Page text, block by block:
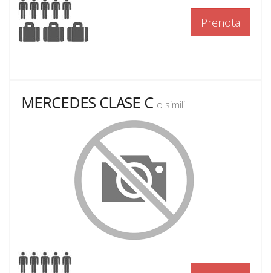
Prenota
MERCEDES CLASE C o simili